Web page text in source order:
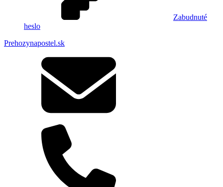
Zabudnuté
heslo
Prehozynapostel.sk